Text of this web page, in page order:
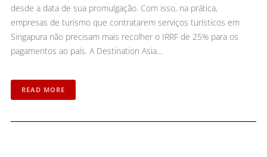
desde a data de sua promulgação. Com isso, na prática,
empresas de turismo que contratarem serviços turísticos em
Singapura não precisam mais recolher o IRRF de 25% para os
pagamentos ao país. A Destination Asia…
READ MORE